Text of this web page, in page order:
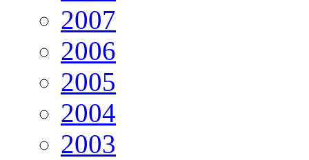
2007
2006
2005
2004
2003